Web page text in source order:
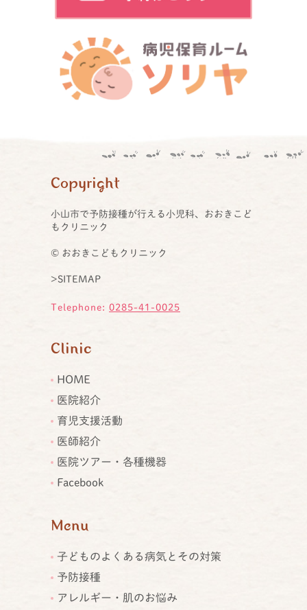
Copyright
小山市で予防接種が行える小児科、おおきこど
もクリニック
© おおきこどもクリニック
>SITEMAP
Telephone: 0285-41-0025
Clinic
HOME
医院紹介
育児支援活動
医師紹介
医院ツアー・各種機器
Facebook
Menu
子どものよくある病気とその対策
予防接種
アレルギー・肌のお悩み